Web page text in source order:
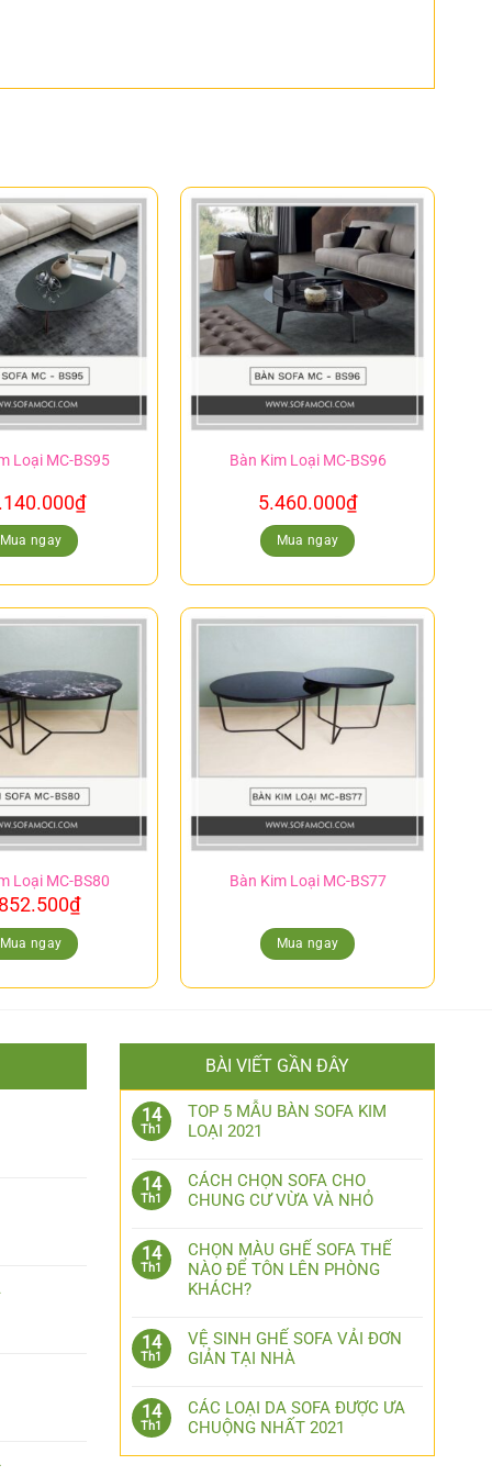
Loại MC-BS95
₫
Mua ngay
Bàn Kim Loại MC-BS96
5.460.000₫
Mua ngay
Loại MC-BS80
₫
Mua ngay
Bàn Kim Loại MC-BS77
Mua ngay
BÀI VIẾT GẦN ĐÂY
14
Th1
TOP 5 MẪU BÀN SOFA KIM
LOẠI 2021
14
Th1
CÁCH CHỌN SOFA CHO
CHUNG CƯ VỪA VÀ NHỎ
14
Th1
CHỌN MÀU GHẾ SOFA THẾ
NÀO ĐỂ TÔN LÊN PHÒNG
KHÁCH?
14
Th1
VỆ SINH GHẾ SOFA VẢI ĐƠN
GIẢN TẠI NHÀ
14
Th1
CÁC LOẠI DA SOFA ĐƯỢC ƯA
CHUỘNG NHẤT 2021